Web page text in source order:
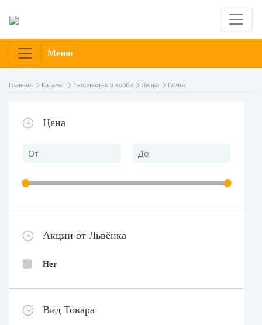
Меню
Главная Каталог Творчество и хобби Лепка Глина
Цена
Акции от Львёнка
Нет
Вид Товара